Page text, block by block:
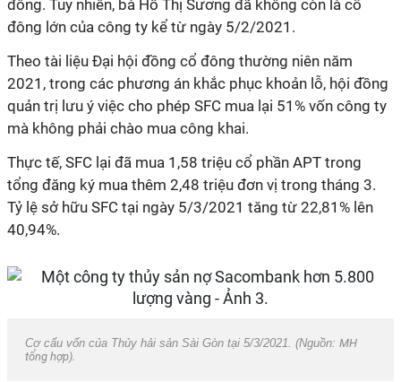
đông. Tuy nhiên, bà Hồ Thị Sương đã không còn là cổ
đông lớn của công ty kể từ ngày 5/2/2021.
Theo tài liệu Đại hội đồng cổ đông thường niên năm
2021, trong các phương án khắc phục khoản lỗ, hội đồng
quản trị lưu ý việc cho phép SFC mua lại 51% vốn công ty
mà không phải chào mua công khai.
Thực tế, SFC lại đã mua 1,58 triệu cổ phần APT trong
tổng đăng ký mua thêm 2,48 triệu đơn vị trong tháng 3.
Tỷ lệ sở hữu SFC tại ngày 5/3/2021 tăng từ 22,81% lên
40,94%.
Cơ cấu vốn của Thủy hải sản Sài Gòn tại 5/3/2021. (Nguồn: MH
tổng hợp).